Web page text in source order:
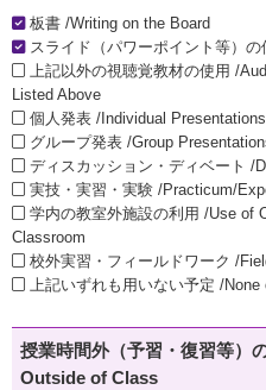
板書 /Writing on the Board
スライド（パワーポイント等）
上記以外の視聴覚教材の使用 /
Listed Above
個人発表 /Individual Presentations
グループ発表 /Group
ディスカッション・ディベート /
実技・実習・実験 /Practicum/
学内の教室外施設の利用 /Use of
Classroom
校外実習・フィールドワーク /
上記いずれも用いない予定 /None
授業時間外（予習・復習等）
Outside of Class